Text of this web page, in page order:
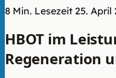
8 Min. Lesezeit 25. April
HBOT im
Regeneration